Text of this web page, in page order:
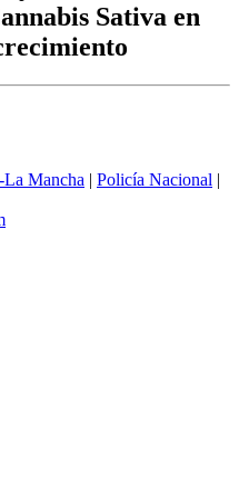
Sativa en
La Mancha | Policía Nacional |